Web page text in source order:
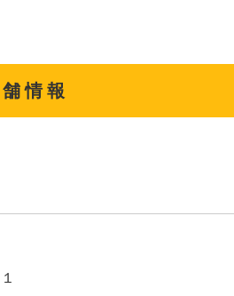
情報